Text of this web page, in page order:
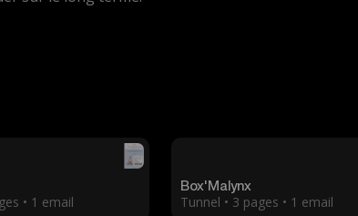
• 1 email
Box'Malynx
Tunnel • 3 pages • 1 email